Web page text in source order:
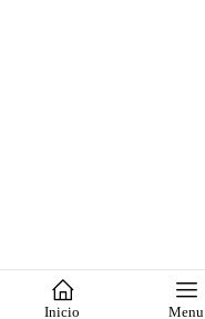
Inicio Menu